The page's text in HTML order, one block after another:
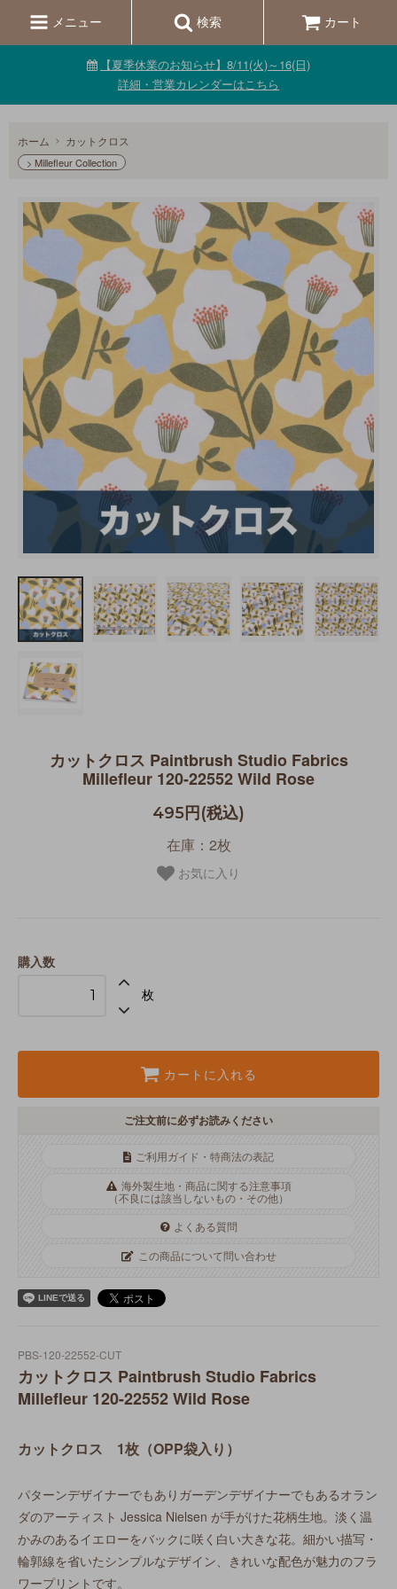
メニュー 検索 カート
【夏季休業のお知らせ】8/11(火)～16(日)
詳細・営業カレンダーはこちら
ホーム カットクロス
> Millefleur Collection
カットクロス Paintbrush Studio Fabrics
Millefleur 120-22552 Wild Rose
495円(税込)
在庫：2枚
お気に入り
購入数
枚
カートに入れる
ご注文前に必ずお読みください
ご利用ガイド・特商法の表記
海外製生地・商品に関する注意事項
（不良には該当しないもの・その他）
よくある質問
この商品について問い合わせ
PBS-120-22552-CUT
カットクロス Paintbrush Studio Fabrics
Millefleur 120-22552 Wild Rose
カットクロス 1枚（OPP袋入り）
パターンデザイナーでもありガーデンデザイナーでもあるオラン
ダのアーティスト Jessica Nielsen が手がけた花柄生地。淡く温
かみのあるイエローをバックに咲く白い大きな花。細かい描写・
輪郭線を省いたシンプルなデザイン、きれいな配色が魅力のフラ
ワープリントです。